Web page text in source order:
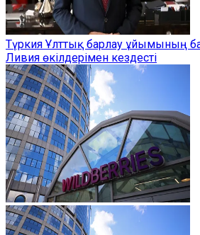
Түркия Ұлттық барлау ұйымының
Ливия өкілдерімен кездесті